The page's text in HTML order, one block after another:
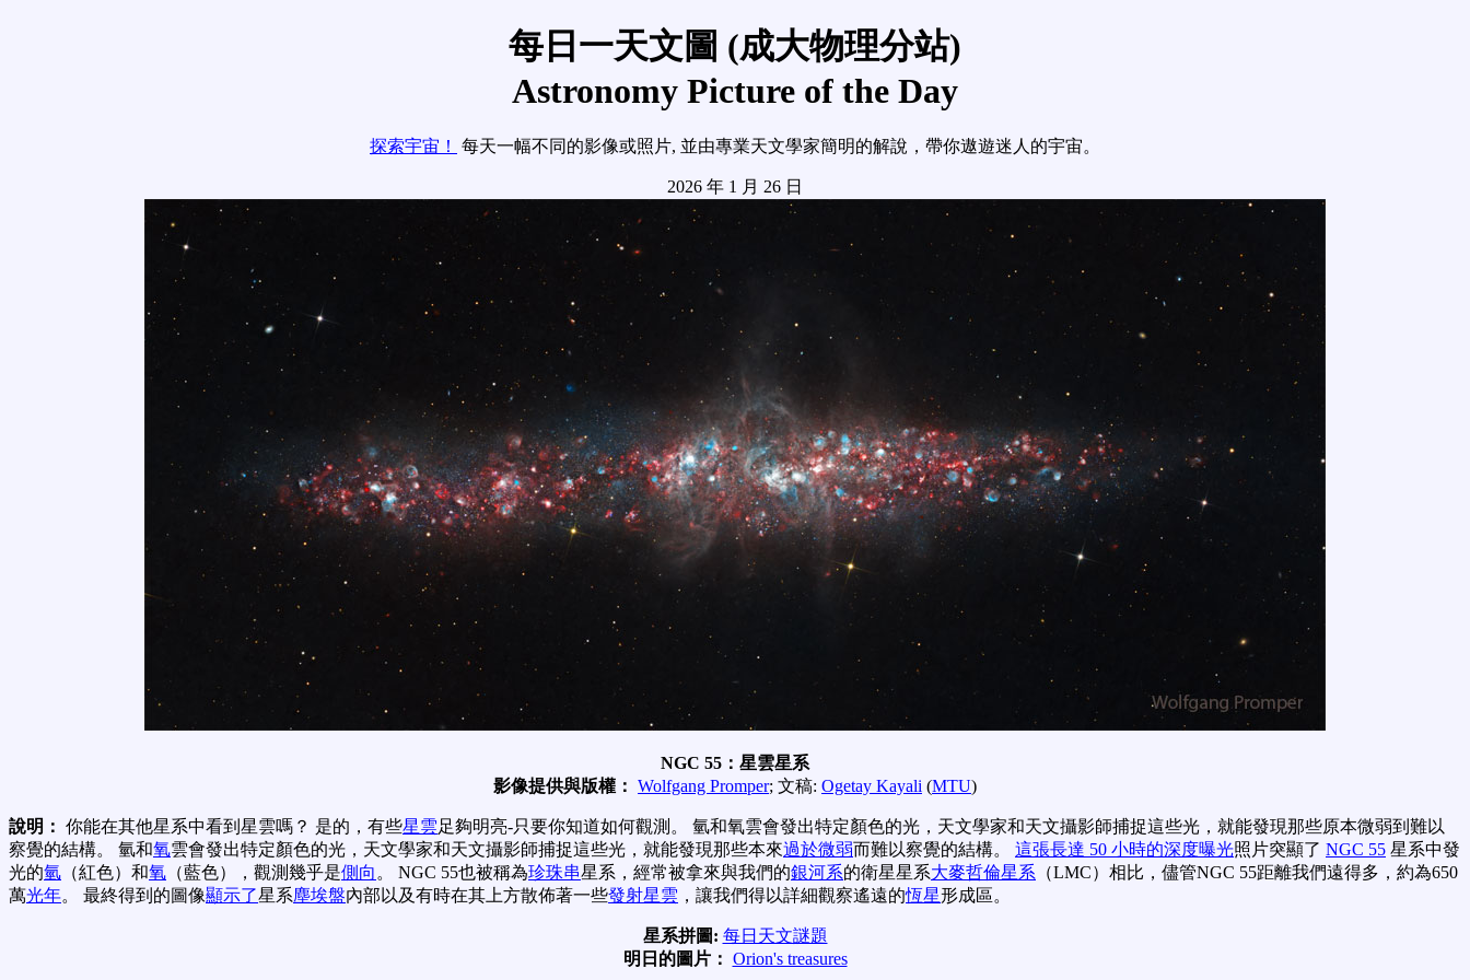
每日一天文圖 (成大物理分站)
Astronomy Picture of the Day
探索宇宙！ 每天一幅不同的影像或照片, 並由專業天文學家簡明的解說，帶你遨遊迷人的宇宙。
2026 年 1 月 26 日
NGC 55：星雲星系
影像提供與版權： Wolfgang Promper; 文稿: Ogetay Kayali (MTU)
說明： 你能在其他星系中看到星雲嗎？ 是的，有些星雲足夠明亮-只要你知道如何觀測。 氫和氧雲會發出特定顏色的光，天文學家和天文攝影師捕捉這些光，就能發現那些原本微弱到難以
察覺的結構。 氫和氧雲會發出特定顏色的光，天文學家和天文攝影師捕捉這些光，就能發現那些本來過於微弱而難以察覺的結構。 這張長達 50 小時的深度曝光照片突顯了 NGC 55 星系中發
光的氫 （紅色）和氧 （藍色），觀測幾乎是側向 。 NGC 55也被稱為珍珠串星系，經常被拿來與我們的銀河系的衛星星系大麥哲倫星系 （LMC）相比，儘管NGC 55距離我們遠得多，約為650
萬光年。 最終得到的圖像顯示了星系塵埃盤內部以及有時在其上方散佈著一些發射星雲 ，讓我們得以詳細觀察遙遠的恆星形成區。
星系拼圖: 每日天文謎題
明日的圖片： Orion's treasures